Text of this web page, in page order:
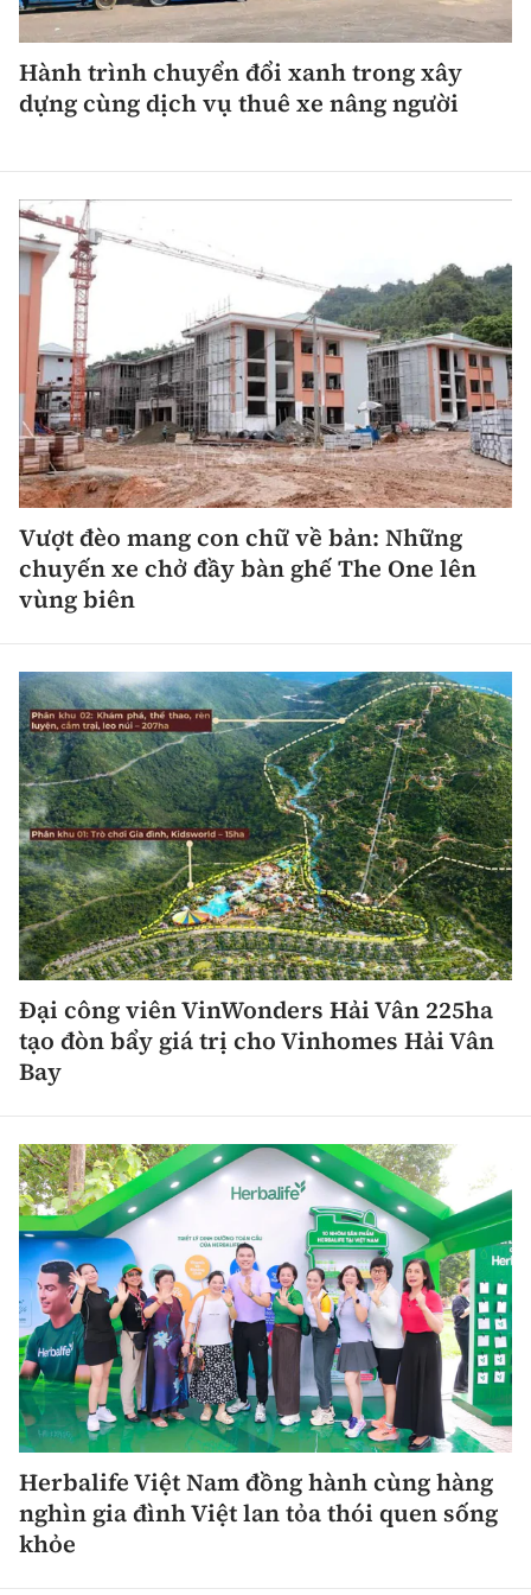
Hành trình chuyển đổi xanh trong xây
dựng cùng dịch vụ thuê xe nâng người
Vượt đèo mang con chữ về bản: Những
chuyến xe chở đầy bàn ghế The One lên
vùng biên
Đại công viên VinWonders Hải Vân 225ha
tạo đòn bẩy giá trị cho Vinhomes Hải Vân
Bay
Herbalife Việt Nam đồng hành cùng hàng
nghìn gia đình Việt lan tỏa thói quen sống
khỏe